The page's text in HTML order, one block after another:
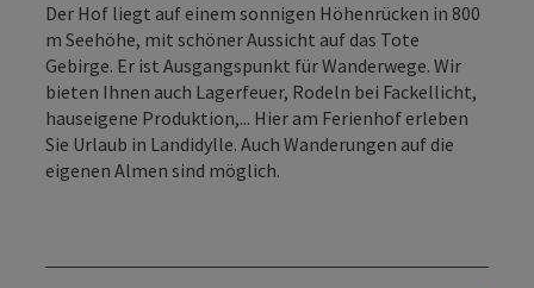
Der Hof liegt auf einem sonnigen Höhenrücken in 800
m Seehöhe, mit schöner Aussicht auf das Tote
Gebirge. Er ist Ausgangspunkt für Wanderwege. Wir
bieten Ihnen auch Lagerfeuer, Rodeln bei Fackellicht,
hauseigene Produktion,... Hier am Ferienhof erleben
Sie Urlaub in Landidylle. Auch Wanderungen auf die
eigenen Almen sind möglich.